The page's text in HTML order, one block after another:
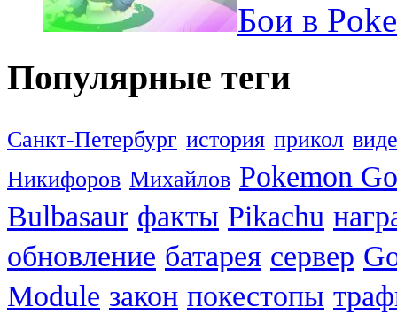
Бои в
Популярные теги
Санкт-Петербург история прикол
Никифоров Михайлов Pokemon Go
Bulbasaur факты Pikachu
обновление батарея сервер
Module закон покестопы